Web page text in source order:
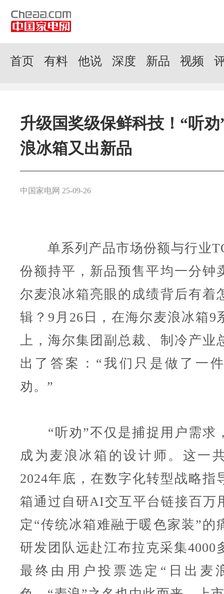
首页 有料 他说 深度 新品 视频
升级国奖级保鲜科技！“听
浪冰箱又出新品
中国家电网 25-09-26
单系列产品市场份额与行业
份额持平，新品预售平均一分钟
尔麦浪冰箱亮眼的成绩背后有着
辑？9月26日，在海尔麦浪冰箱9
上，海尔集团副总裁、制冷产业
出了答案：“我们只是做了一
劝。”
“听劝”不仅是捕捉用户需求
成为麦浪冰箱的设计师。这一
2024年底，在数字化转型战略指
箱通过自研AI交互平台链接百万
定“传统冰箱难融于暖色家装”的
研发团队远赴江布拉克采集4000
最终由用户投票选定“日出麦